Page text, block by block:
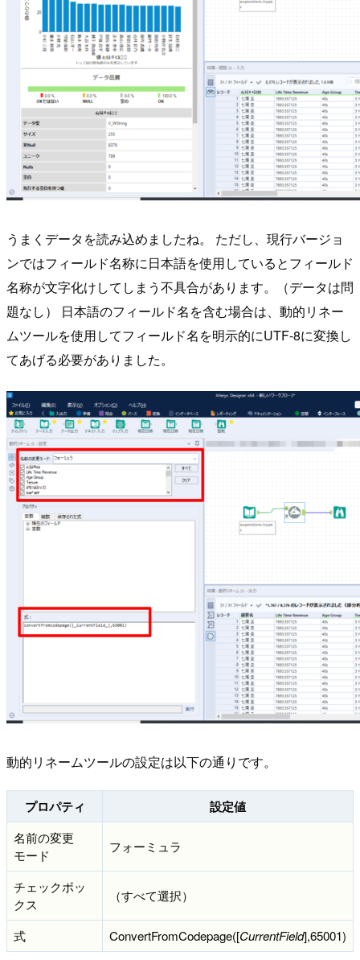
うまくデータを読み込めましたね。 ただし、現行バージョ
ンではフィールド名称に日本語を使用しているとフィールド
名称が文字化けしてしまう不具合があります。（データは問
題なし） 日本語のフィールド名を含む場合は、動的リネー
ムツールを使用してフィールド名を明示的にUTF-8に変換し
てあげる必要がありました。
動的リネームツールの設定は以下の通りです。
プロパティ 設定値
名前の変更
モード
フォーミュラ
チェックボッ
クス
（すべて選択）
式 ConvertFromCodepage([CurrentField],65001)